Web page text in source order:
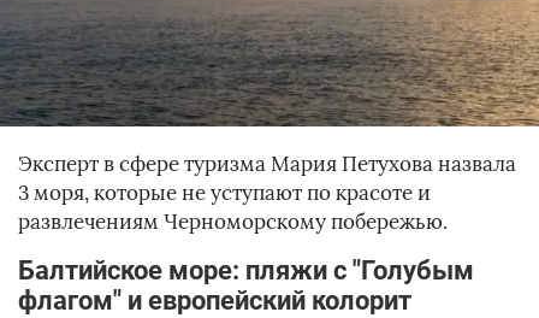
Эксперт в сфере туризма Мария Петухова назвала
3 моря, которые не уступают по красоте и
развлечениям Черноморскому побережью.
Балтийское море: пляжи с "Голубым
флагом" и европейский колорит